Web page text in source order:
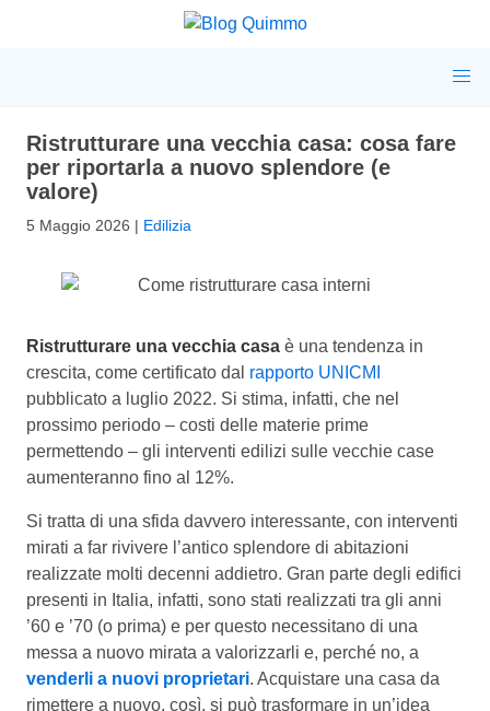
Ristrutturare una vecchia casa: cosa fare
per riportarla a nuovo splendore (e
valore)
5 Maggio 2026 | Edilizia
Ristrutturare una vecchia casa è una tendenza in
crescita, come certificato dal rapporto UNICMI
pubblicato a luglio 2022. Si stima, infatti, che nel
prossimo periodo – costi delle materie prime
permettendo – gli interventi edilizi sulle vecchie case
aumenteranno fino al 12%.
Si tratta di una sfida davvero interessante, con interventi
mirati a far rivivere l’antico splendore di abitazioni
realizzate molti decenni addietro. Gran parte degli edifici
presenti in Italia, infatti, sono stati realizzati tra gli anni
’60 e ’70 (o prima) e per questo necessitano di una
messa a nuovo mirata a valorizzarli e, perché no, a
venderli a nuovi proprietari. Acquistare una casa da
rimettere a nuovo, così, si può trasformare in un’idea